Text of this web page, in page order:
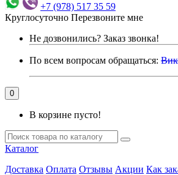
+7 (978) 517 35 59
Круглосуточно Перезвоните мне
Не дозвонились? Заказ звонка!
По всем вопросам обращаться:
0
В корзине пусто!
Каталог
Доставка Оплата Отзывы Акции Как